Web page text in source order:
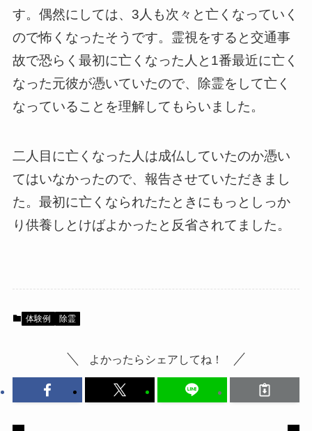
す。偶然にしては、3人も次々と亡くなっていく
ので怖くなったそうです。霊視をすると交通事
故で恐らく最初に亡くなった人と1番最近に亡く
なった元彼が憑いていたので、除霊をして亡く
なっていることを理解してもらいました。
二人目に亡くなった人は成仏していたのか憑い
てはいなかったので、報告させていただきまし
た。最初に亡くなられたたときにもっとしっか
り供養しとけばよかったと反省されてました。
体験例 除霊
よかったらシェアしてね！